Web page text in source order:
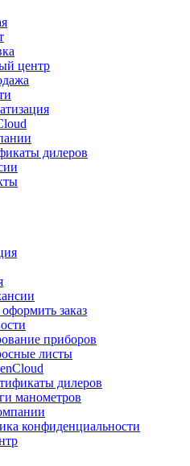
центр
дилеров
заказ
приборов
листы
дилеров
манометров
конфиденциальности